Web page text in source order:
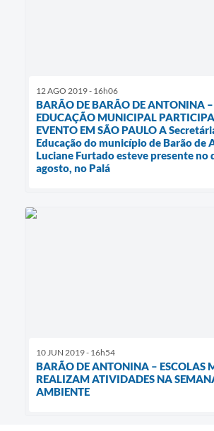
12 AGO 2019 - 16h06
BARÃO DE BARÃO DE ANTONINA –
EDUCAÇÃO MUNICIPAL
EVENTO EM SÃO PAULO A
Educação do município de Barão de
Luciane Furtado esteve presente no
agosto, no Palá
10 JUN 2019 - 16h54
BARÃO DE ANTONINA – ESCOLAS
REALIZAM ATIVIDADES NA
AMBIENTE